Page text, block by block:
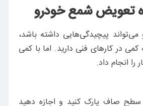
تعویض شمع خودرو
پیچیدگی‌هایی داشته باشد،
در کارهای فنی دارید. اما با کمی
را انجام داد.
سطح صاف پارک کنید و اجازه دهید